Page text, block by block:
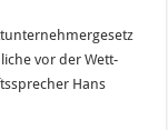
vor der Wett-
Hans